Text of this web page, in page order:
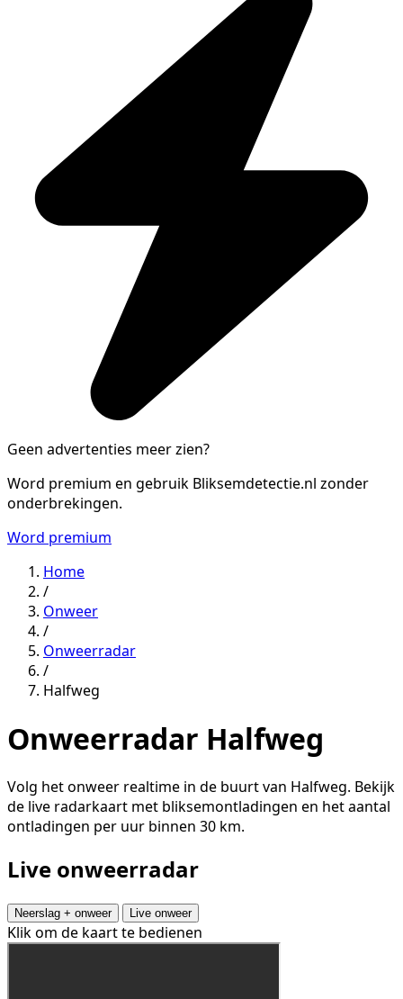
Geen advertenties meer zien?
Word premium en gebruik Bliksemdetectie.nl zonder
onderbrekingen.
Word premium
Home
/
Onweer
/
Onweerradar
/
Halfweg
Onweerradar Halfweg
Volg het onweer realtime in de buurt van Halfweg. Bekijk
de live radarkaart met bliksemontladingen en het aantal
ontladingen per uur binnen 30 km.
Live onweerradar
Neerslag + onweer Live onweer
Klik om de kaart te bedienen